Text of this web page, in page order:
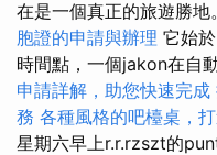
在是一個真正的旅遊勝地
胞證的申請與辦理 它始
時間點，一個jakon在自
申請詳解，助您快速完成
務 各種風格的吧檯桌，
星期六早上r.r.rzszt的